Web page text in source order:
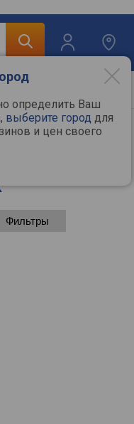
определить Ваш
выберите город для
и цен своего
водоснабжение/
- цены в
Фильтры